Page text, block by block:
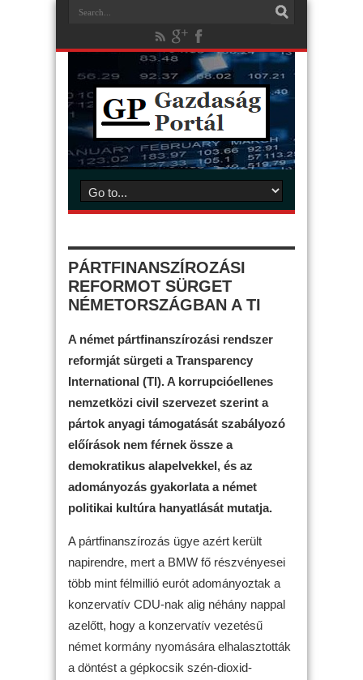
PÁRTFINANSZÍROZÁSI
REFORMOT SÜRGET
NÉMETORSZÁGBAN A TI
A német pártfinanszírozási rendszer
reformját sürgeti a Transparency
International (TI). A korrupcióellenes
nemzetközi civil szervezet szerint a
pártok anyagi támogatását szabályozó
előírások nem férnek össze a
demokratikus alapelvekkel, és az
adományozás gyakorlata a német
politikai kultúra hanyatlását mutatja.
A pártfinanszírozás ügye azért került
napirendre, mert a BMW fő részvényesei
több mint félmillió eurót adományoztak a
konzervatív CDU-nak alig néhány nappal
azelőtt, hogy a konzervatív vezetésű
német kormány nyomására elhalasztották
a döntést a gépkocsik szén-dioxid-